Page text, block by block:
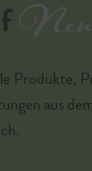
Produkte,
aus